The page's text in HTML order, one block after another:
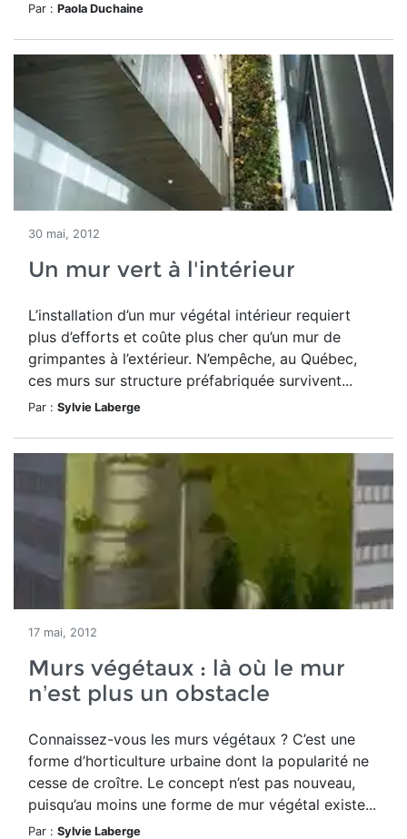
Par : Paola Duchaine
30 mai, 2012
Un mur vert à l'intérieur
L’installation d’un mur végétal intérieur requiert
plus d’efforts et coûte plus cher qu’un mur de
grimpantes à l’extérieur. N’empêche, au Québec,
ces murs sur structure préfabriquée survivent...
Par : Sylvie Laberge
17 mai, 2012
Murs végétaux : là où le mur
n’est plus un obstacle
Connaissez-vous les murs végétaux ? C’est une
forme d’horticulture urbaine dont la popularité ne
cesse de croître. Le concept n’est pas nouveau,
puisqu’au moins une forme de mur végétal existe...
Par : Sylvie Laberge